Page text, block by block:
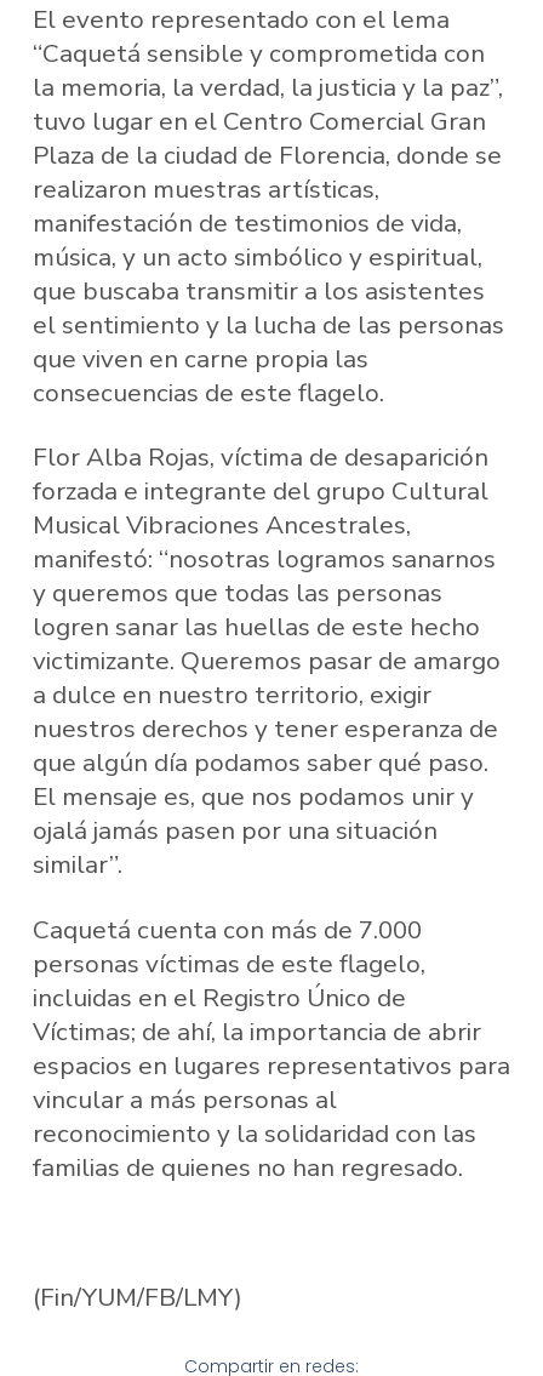
El evento representado con el lema
“Caquetá sensible y comprometida con
la memoria, la verdad, la justicia y la paz”,
tuvo lugar en el Centro Comercial Gran
Plaza de la ciudad de Florencia, donde se
realizaron muestras artísticas,
manifestación de testimonios de vida,
música, y un acto simbólico y espiritual,
que buscaba transmitir a los asistentes
el sentimiento y la lucha de las personas
que viven en carne propia las
consecuencias de este flagelo.
Flor Alba Rojas, víctima de desaparición
forzada e integrante del grupo Cultural
Musical Vibraciones Ancestrales,
manifestó: “nosotras logramos sanarnos
y queremos que todas las personas
logren sanar las huellas de este hecho
victimizante. Queremos pasar de amargo
a dulce en nuestro territorio, exigir
nuestros derechos y tener esperanza de
que algún día podamos saber qué paso.
El mensaje es, que nos podamos unir y
ojalá jamás pasen por una situación
similar”.
Caquetá cuenta con más de 7.000
personas víctimas de este flagelo,
incluidas en el Registro Único de
Víctimas; de ahí, la importancia de abrir
espacios en lugares representativos para
vincular a más personas al
reconocimiento y la solidaridad con las
familias de quienes no han regresado.
(Fin/YUM/FB/LMY)
Compartir en redes: